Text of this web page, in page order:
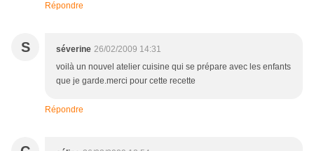
Répondre
S séverine 26/02/2009 14:31
voilà un nouvel atelier cuisine qui se prépare avec les enfants
que je garde.merci pour cette recette
Répondre